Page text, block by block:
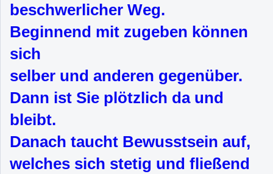
beschwerlicher Weg.
Beginnend mit zugeben können
sich
selber und anderen gegenüber.
Dann ist Sie plötzlich da und
bleibt.
Danach taucht Bewusstsein auf,
welches sich stetig und fließend